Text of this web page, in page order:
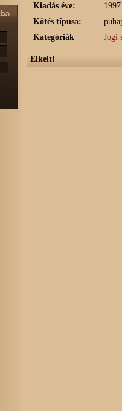
Kiadás éve:
1997
Kötés típusa:
Kategóriák
Jogi
Elkelt!